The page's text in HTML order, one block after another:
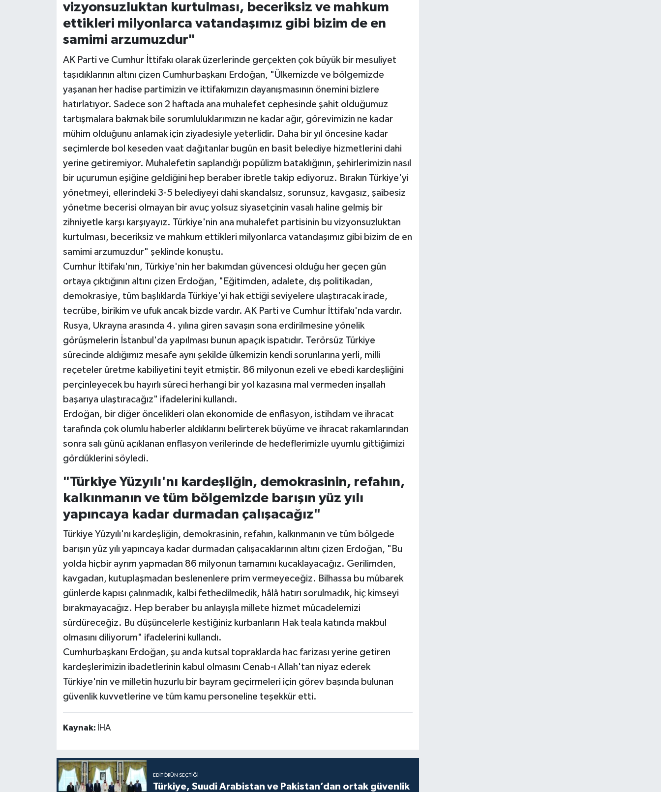
vizyonsuzluktan kurtulması, beceriksiz ve mahkum
ettikleri milyonlarca vatandaşımız gibi bizim de en
samimi arzumuzdur"
AK Parti ve Cumhur İttifakı olarak üzerlerinde gerçekten çok büyük bir mesuliyet
taşıdıklarının altını çizen Cumhurbaşkanı Erdoğan, "Ülkemizde ve bölgemizde
yaşanan her hadise partimizin ve ittifakımızın dayanışmasının önemini bizlere
hatırlatıyor. Sadece son 2 haftada ana muhalefet cephesinde şahit olduğumuz
tartışmalara bakmak bile sorumluluklarımızın ne kadar ağır, görevimizin ne kadar
mühim olduğunu anlamak için ziyadesiyle yeterlidir. Daha bir yıl öncesine kadar
seçimlerde bol keseden vaat dağıtanlar bugün en basit belediye hizmetlerini dahi
yerine getiremiyor. Muhalefetin saplandığı popülizm bataklığının, şehirlerimizin nasıl
bir uçurumun eşiğine geldiğini hep beraber ibretle takip ediyoruz. Bırakın Türkiye'yi
yönetmeyi, ellerindeki 3-5 belediyeyi dahi skandalsız, sorunsuz, kavgasız, şaibesiz
yönetme becerisi olmayan bir avuç yolsuz siyasetçinin vasalı haline gelmiş bir
zihniyetle karşı karşıyayız. Türkiye'nin ana muhalefet partisinin bu vizyonsuzluktan
kurtulması, beceriksiz ve mahkum ettikleri milyonlarca vatandaşımız gibi bizim de en
samimi arzumuzdur" şeklinde konuştu.
Cumhur İttifakı'nın, Türkiye'nin her bakımdan güvencesi olduğu her geçen gün
ortaya çıktığının altını çizen Erdoğan, "Eğitimden, adalete, dış politikadan,
demokrasiye, tüm başlıklarda Türkiye'yi hak ettiği seviyelere ulaştıracak irade,
tecrübe, birikim ve ufuk ancak bizde vardır. AK Parti ve Cumhur İttifakı'nda vardır.
Rusya, Ukrayna arasında 4. yılına giren savaşın sona erdirilmesine yönelik
görüşmelerin İstanbul'da yapılması bunun apaçık ispatıdır. Terörsüz Türkiye
sürecinde aldığımız mesafe aynı şekilde ülkemizin kendi sorunlarına yerli, milli
reçeteler üretme kabiliyetini teyit etmiştir. 86 milyonun ezeli ve ebedi kardeşliğini
perçinleyecek bu hayırlı süreci herhangi bir yol kazasına mal vermeden inşallah
başarıya ulaştıracağız" ifadelerini kullandı.
Erdoğan, bir diğer öncelikleri olan ekonomide de enflasyon, istihdam ve ihracat
tarafında çok olumlu haberler aldıklarını belirterek büyüme ve ihracat rakamlarından
sonra salı günü açıklanan enflasyon verilerinde de hedeflerimizle uyumlu gittiğimizi
gördüklerini söyledi.
"Türkiye Yüzyılı'nı kardeşliğin, demokrasinin, refahın,
kalkınmanın ve tüm bölgemizde barışın yüz yılı
yapıncaya kadar durmadan çalışacağız"
Türkiye Yüzyılı'nı kardeşliğin, demokrasinin, refahın, kalkınmanın ve tüm bölgede
barışın yüz yılı yapıncaya kadar durmadan çalışacaklarının altını çizen Erdoğan, "Bu
yolda hiçbir ayrım yapmadan 86 milyonun tamamını kucaklayacağız. Gerilimden,
kavgadan, kutuplaşmadan beslenenlere prim vermeyeceğiz. Bilhassa bu mübarek
günlerde kapısı çalınmadık, kalbi fethedilmedik, hâlâ hatırı sorulmadık, hiç kimseyi
bırakmayacağız. Hep beraber bu anlayışla millete hizmet mücadelemizi
sürdüreceğiz. Bu düşüncelerle kestiğiniz kurbanların Hak teala katında makbul
olmasını diliyorum" ifadelerini kullandı.
Cumhurbaşkanı Erdoğan, şu anda kutsal topraklarda hac farizası yerine getiren
kardeşlerimizin ibadetlerinin kabul olmasını Cenab-ı Allah'tan niyaz ederek
Türkiye'nin ve milletin huzurlu bir bayram geçirmeleri için görev başında bulunan
güvenlik kuvvetlerine ve tüm kamu personeline teşekkür etti.
Kaynak: İHA
EDITÖRÜN SEÇTIĞI
Türkiye, Suudi Arabistan ve Pakistan’dan ortak güvenlik